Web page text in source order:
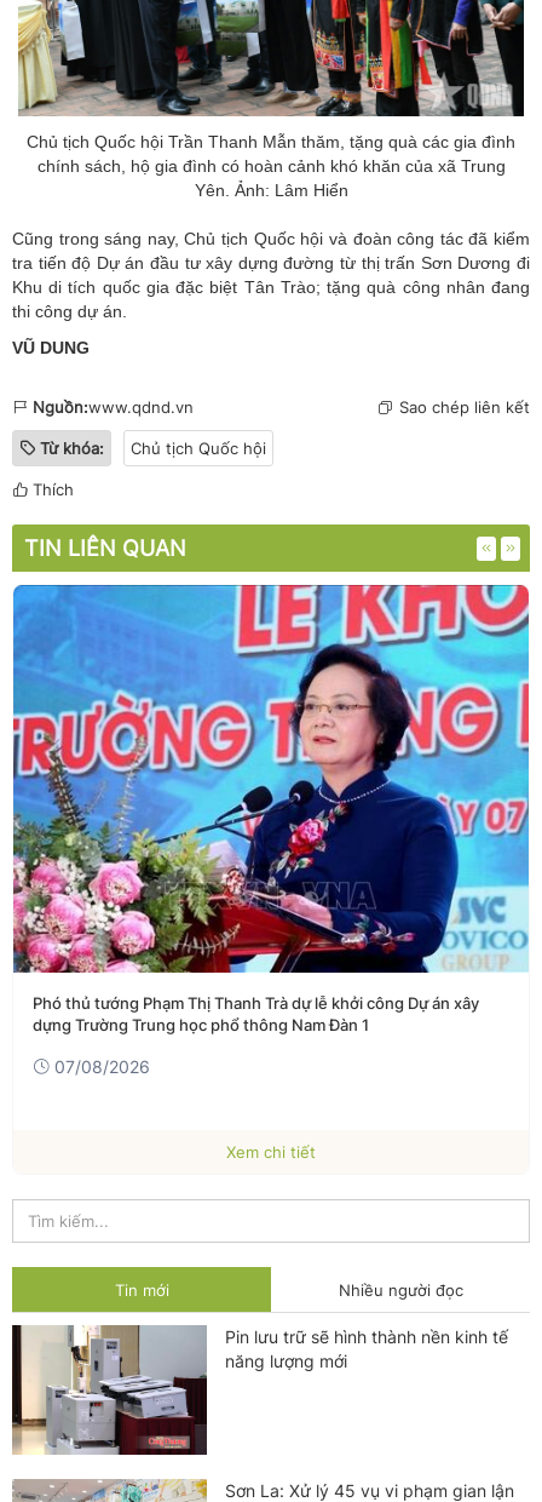
Chủ tịch Quốc hội Trần Thanh Mẫn thăm, tặng quà các gia đình
chính sách, hộ gia đình có hoàn cảnh khó khăn của xã Trung
Yên. Ảnh: Lâm Hiển
Cũng trong sáng nay, Chủ tịch Quốc hội và đoàn công tác đã kiểm
tra tiến độ Dự án đầu tư xây dựng đường từ thị trấn Sơn Dương đi
Khu di tích quốc gia đặc biệt Tân Trào; tặng quà công nhân đang
thi công dự án.
VŨ DUNG
Nguồn:www.qdnd.vn Sao chép liên kết
Từ khóa: Chủ tịch Quốc hội
Thích
TIN LIÊN QUAN
Phó thủ tướng Phạm Thị Thanh Trà dự lễ khởi công Dự án xây
dựng Trường Trung học phổ thông Nam Đàn 1
07/08/2026
Xem chi tiết
Tin mới Nhiều người đọc
Pin lưu trữ sẽ hình thành nền kinh tế
năng lượng mới
Sơn La: Xử lý 45 vụ vi phạm gian lận